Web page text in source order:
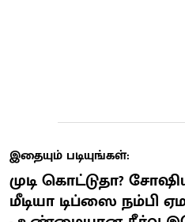
இதையும் படியுங்கள்:
முடி கொட்டுதா?
மீடியா டிப்ஸை நம்பி